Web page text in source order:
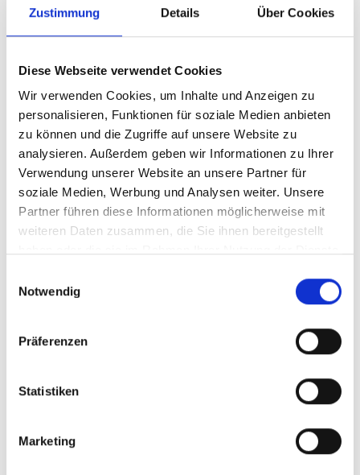
Zustimmung Details Über Cookies
Diese Webseite verwendet Cookies
Wir verwenden Cookies, um Inhalte und Anzeigen zu
personalisieren, Funktionen für soziale Medien anbieten
zu können und die Zugriffe auf unsere Website zu
analysieren. Außerdem geben wir Informationen zu Ihrer
Verwendung unserer Website an unsere Partner für
soziale Medien, Werbung und Analysen weiter. Unsere
Partner führen diese Informationen möglicherweise mit
weiteren Daten zusammen, die Sie ihnen bereitgestellt
Notwendig
Präferenzen
Statistiken
Marketing
Wenn Sie nach einem Video zu einem bestimmten Produkt
Menü auf der linken Seite auswählen. Bitte beachten Sie, dass es
nicht zu allen Produkten eigene Videos gibt.
Einbetten
Unter jedem Video finden Sie einen Code, mit dem Sie das Video
auf Ihrer Webseite einbetten können.
Abonnieren
Abonnieren Sie hier unseren YouTube-Kanal, um sofort
benachrichtigt zu werden, wenn wir ein neues Video hochladen.
Produkte